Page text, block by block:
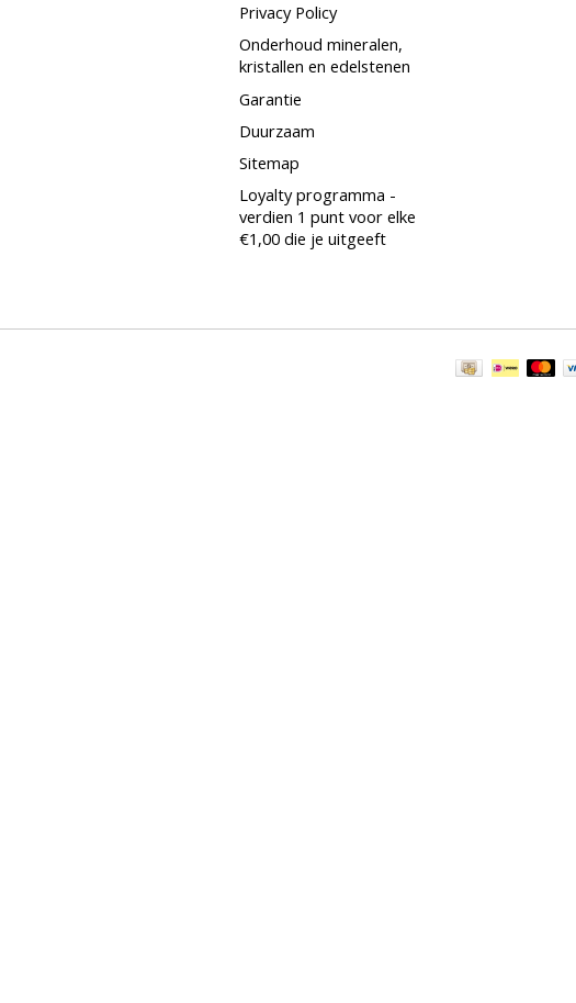
Privacy Policy
Onderhoud mineralen,
kristallen en edelstenen
Garantie
Duurzaam
Sitemap
Loyalty programma -
verdien 1 punt voor elke
€1,00 die je uitgeeft